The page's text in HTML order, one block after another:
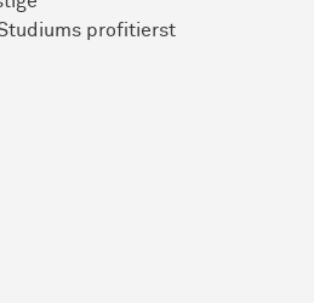
profitierst